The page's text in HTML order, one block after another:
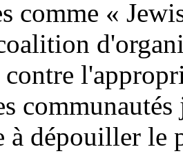
comme «
à dépouiller le